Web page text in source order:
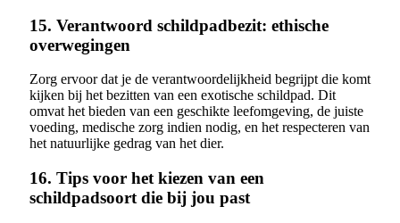
15. Verantwoord schildpadbezit: ethische
overwegingen
Zorg ervoor dat je de verantwoordelijkheid begrijpt die komt
kijken bij het bezitten van een exotische schildpad. Dit
omvat het bieden van een geschikte leefomgeving, de juiste
voeding, medische zorg indien nodig, en het respecteren van
het natuurlijke gedrag van het dier.
16. Tips voor het kiezen van een
schildpadsoort die bij jou past